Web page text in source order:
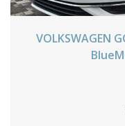
2019
VOLKSWAGEN